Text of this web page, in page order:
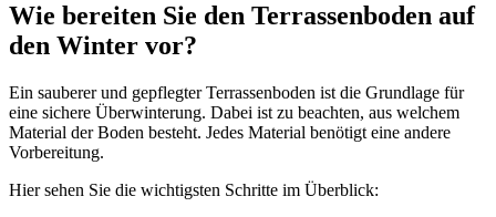
Wie bereiten Sie den Terrassenboden auf
den Winter vor?
Ein sauberer und gepflegter Terrassenboden ist die Grundlage für
eine sichere Überwinterung. Dabei ist zu beachten, aus welchem
Material der Boden besteht. Jedes Material benötigt eine andere
Vorbereitung.
Hier sehen Sie die wichtigsten Schritte im Überblick: